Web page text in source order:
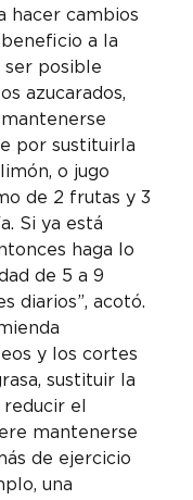
hacer cambios
a la
ser posible
azucarados,
por sustituirla
o jugo
de 2 frutas y 3
Si ya está
haga lo
de 5 a 9
diarios”, acotó.
y los cortes
sustituir la
el
mantenerse
de ejercicio
una